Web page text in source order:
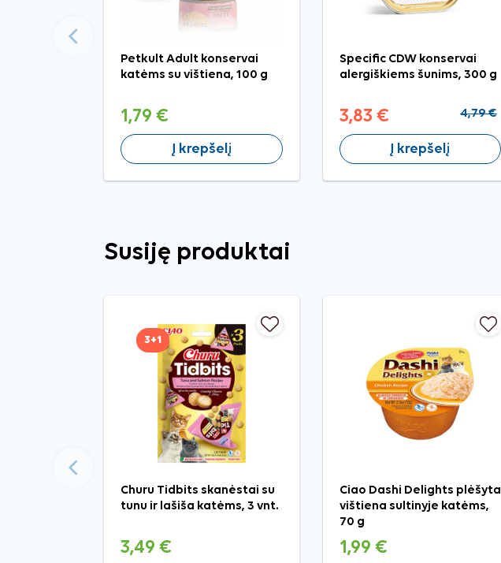
Petkult Adult konservai
katėms su vištiena, 100 g
1,79 €
Į krepšelį
Specific CDW konservai
alergiškiems šunims, 300 g
3,83 € 4,79 €
Į krepšelį
Ankstesnis
Susiję produktai
3+1
Churu Tidbits skanėstai su
tunu ir lašiša katėms, 3 vnt.
3,49 €
Ciao Dashi Delights plėšyta
vištiena sultinyje katėms,
70 g
1,99 €